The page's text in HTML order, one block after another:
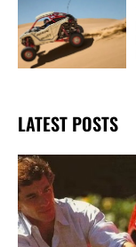
LATEST POSTS